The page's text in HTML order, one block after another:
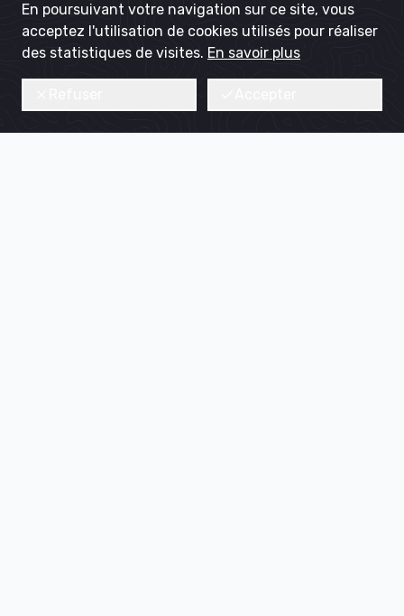
En poursuivant votre navigation sur ce site, vous
acceptez l'utilisation de cookies utilisés pour réaliser
des statistiques de visites. En savoir plus